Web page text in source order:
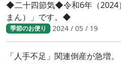
◆二十四節気◆令和6年（2024
まん）」です。◆
季節のお便り 2024 / 05 / 19
「人手不足」関連倒産が急増